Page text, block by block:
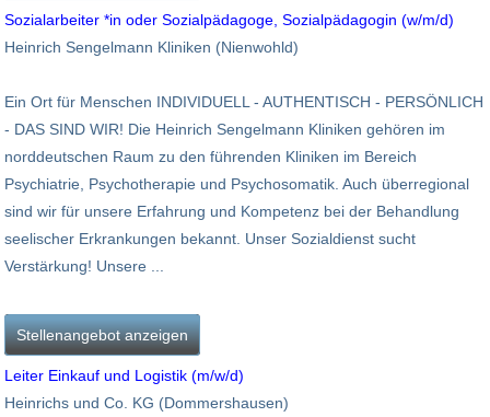
Sozialarbeiter *in oder Sozialpädagoge, Sozialpädagogin (w/m/d)
Heinrich Sengelmann Kliniken (Nienwohld)
Ein Ort für Menschen INDIVIDUELL - AUTHENTISCH - PERSÖNLICH
- DAS SIND WIR! Die Heinrich Sengelmann Kliniken gehören im
norddeutschen Raum zu den führenden Kliniken im Bereich
Psychiatrie, Psychotherapie und Psychosomatik. Auch überregional
sind wir für unsere Erfahrung und Kompetenz bei der Behandlung
seelischer Erkrankungen bekannt. Unser Sozialdienst sucht
Verstärkung! Unsere ...
Stellenangebot anzeigen
Leiter Einkauf und Logistik (m/w/d)
Heinrichs und Co. KG (Dommershausen)